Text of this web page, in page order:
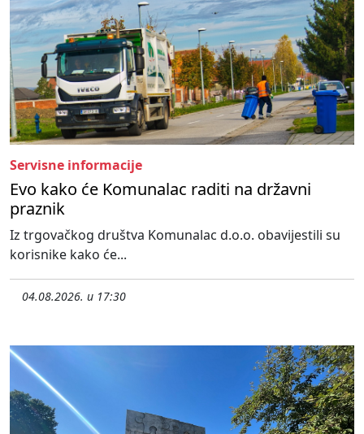
Servisne informacije
Evo kako će Komunalac raditi na državni
praznik
Iz trgovačkog društva Komunalac d.o.o. obavijestili su
korisnike kako će...
04.08.2026. u 17:30